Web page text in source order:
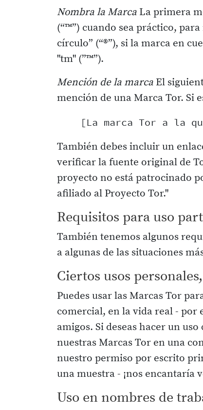
Nombra la Marca La primera
(“™”) cuando sea práctico,
círculo” (“®”), si la marca en
"tm" (”™”).
Mención de la marca El
mención de una Marca Tor. Si
También debes incluir un
verificar la fuente original de
proyecto no está patrocinado
afiliado al Proyecto Tor."
Requisitos para uso
También tenemos algunos
a algunas de las situaciones
Ciertos usos
Puedes usar las Marcas Tor
comercial, en la vida real - por
amigos. Si deseas hacer un
nuestras Marcas Tor en una
nuestro permiso por escrito
una muestra - ¡nos encantaría
Uso en nombres de